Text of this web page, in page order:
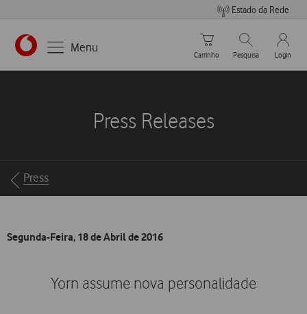
Estado da Rede
https://www.vodafone.pt
Menu
Carrinho de compras
Carrinho
Pesquisar
Pesquisa
My
Login
Press Releases
Breadcrumbs
Press
Segunda-Feira, 18 de Abril de 2016
Yorn assume nova personalidade